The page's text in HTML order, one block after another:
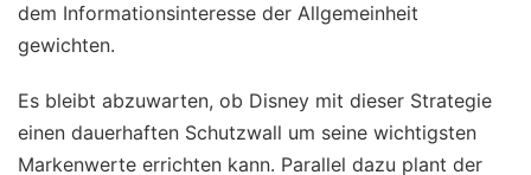
dem Informationsinteresse der Allgemeinheit
gewichten.
Es bleibt abzuwarten, ob Disney mit dieser Strategie
einen dauerhaften Schutzwall um seine wichtigsten
Markenwerte errichten kann. Parallel dazu plant der